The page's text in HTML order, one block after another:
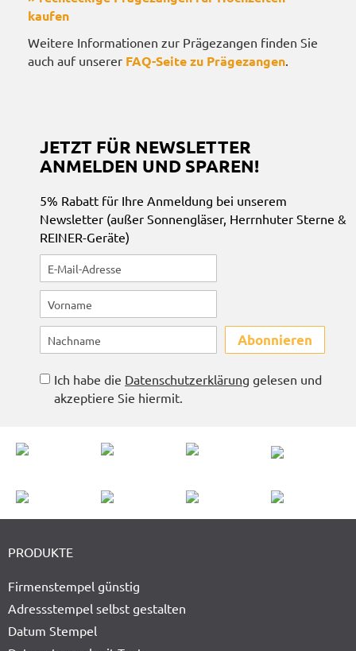
kaufen
Weitere Informationen zur Prägezangen finden Sie
auch auf unserer FAQ-Seite zu Prägezangen.
JETZT FÜR NEWSLETTER
ANMELDEN UND SPAREN!
5% Rabatt für Ihre Anmeldung bei unserem
Newsletter (außer Sonnengläser, Herrnhuter Sterne &
REINER-Geräte)
Abonnieren
Ich habe die Datenschutzerklärung gelesen und
akzeptiere Sie hiermit.
PRODUKTE
Firmenstempel günstig
Adressstempel selbst gestalten
Datum Stempel